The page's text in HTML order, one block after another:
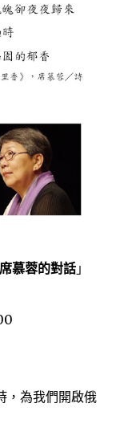
慕蓉的對話 」
，為我們開啟俄